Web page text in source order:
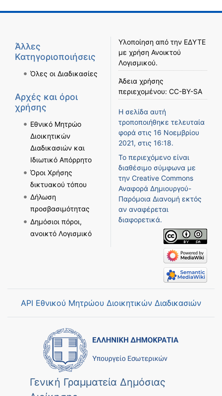
Άλλες
Κατηγοριοποιήσεις
Όλες οι Διαδικασίες
Αρχές και όροι
χρήσης
Εθνικό Μητρώο
Διοικητικών
Διαδικασιών και
Ιδιωτικό Απόρρητο
Όροι Χρήσης
δικτυακού τόπου
Δήλωση
προσβασιμότητας
Δημόσιοι πόροι,
ανοικτό Λογισμικό
Υλοποίηση από την ΕΔΥΤΕ
με χρήση Ανοικτού
Λογισμικού.
Άδεια χρήσης
περιεχομένου: CC-BY-SA
Η σελίδα αυτή
τροποποιήθηκε τελευταία
φορά στις 16 Νοεμβρίου
2021, στις 16:18.
Το περιεχόμενο είναι
διαθέσιμο σύμφωνα με
την Creative Commons
Αναφορά Δημιουργού-
Παρόμοια Διανομή εκτός
αν αναφέρεται
διαφορετικά.
API Εθνικού Μητρώου Διοικητικών Διαδικασιών
Γενική Γραμματεία Δημόσιας